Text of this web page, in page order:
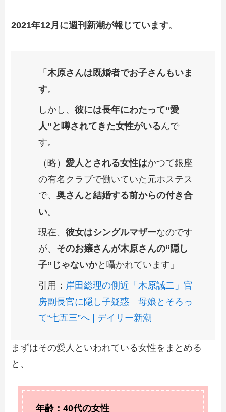
2021年12月に週刊新潮が報じています。
「木原さんは既婚者でお子さんもいま
す。
しかし、彼には長年にわたって“愛
人”と噂されてきた女性がいるんで
す。
（略）愛人とされる女性はかつて銀座
の有名クラブで働いていた元ホステス
で、奥さんと結婚する前からの付き合
い。
現在、彼女はシングルマザーなのです
が、 そのお嬢さんが木原さんの“隠し
子”じゃないかと囁かれています」
引用： 岸田総理の側近「木原誠二」官
房副長官に隠し子疑惑 母娘とそろっ
て“七五三”へ | デイリー新潮
まずはその愛人といわれている女性をまとめる
と、
年齢：40代の女性